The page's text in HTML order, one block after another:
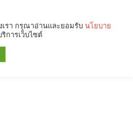
เรา กรุณาอ่านและยอมรับ นโยบาย
การเว็บไซต์